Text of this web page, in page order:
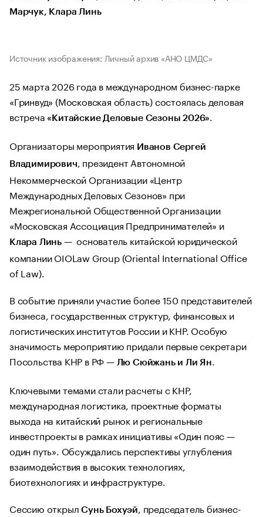
Марчук, Клара Линь
Источник изображения: Личный архив «АНО ЦМДС»
25 марта 2026 года в международном бизнес-парке
«Гринвуд» (Московская область) состоялась деловая
встреча «Китайские Деловые Сезоны 2026».
Организаторы мероприятия Иванов Сергей
Владимирович, президент Автономной
Некоммерческой Организации «Центр
Международных Деловых Сезонов» при
Межрегиональной Общественной Организации
«Московская Ассоциация Предпринимателей» и
Клара Линь — основатель китайской юридической
компании OIOLaw Group (Oriental International Office
of Law).
В событие приняли участие более 150 представителей
бизнеса, государственных структур, финансовых и
логистических институтов России и КНР. Особую
значимость мероприятию придали первые секретари
Посольства КНР в РФ — Лю Сюйжань и Ли Ян.
Ключевыми темами стали расчеты с КНР,
международная логистика, проектные форматы
выхода на китайский рынок и региональные
инвестпроекты в рамках инициативы «Один пояс —
один путь». Обсуждались перспективы углубления
взаимодействия в высоких технологиях,
биотехнологиях и инфраструктуре.
Сессию открылСунь Бохуэй, председатель бизнес-